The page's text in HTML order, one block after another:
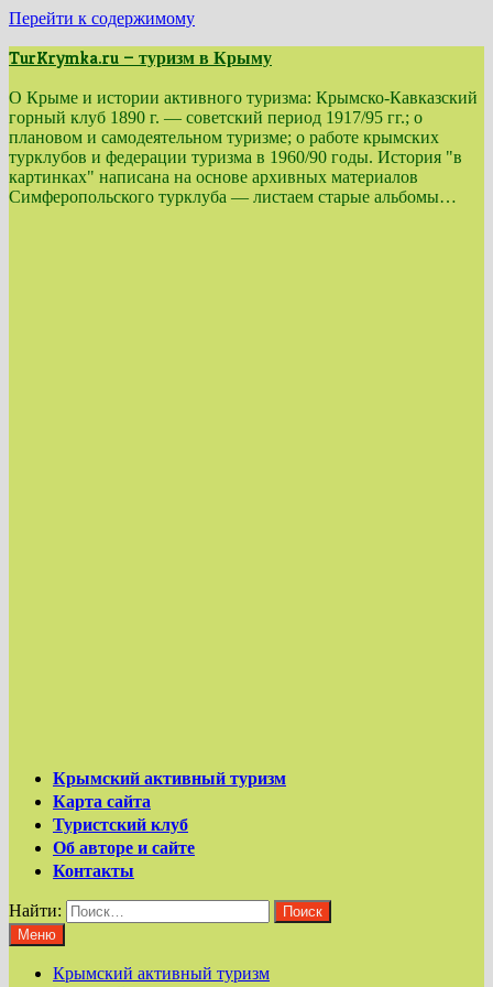
Перейти к содержимому
TurKrymka.ru — туризм в Крыму
О Крыме и истории активного туризма: Крымско-Кавказский
горный клуб 1890 г. — советский период 1917/95 гг.; о
плановом и самодеятельном туризме; о работе крымских
турклубов и федерации туризма в 1960/90 годы. История "в
картинках" написана на основе архивных материалов
Симферопольского турклуба — листаем старые альбомы…
Крымский активный туризм
Карта сайта
Туристский клуб
Об авторе и сайте
Контакты
Найти:
Меню
Крымский активный туризм